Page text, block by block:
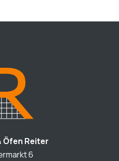
Öfen Reiter
6